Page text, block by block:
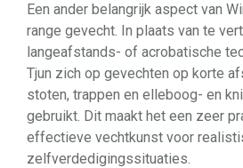
Een ander belangrijk aspect van
range gevecht. In plaats van te
langeafstands- of acrobatische
Tjun zich op gevechten op korte
stoten, trappen en elleboog- en
gebruikt. Dit maakt het een zeer
effectieve vechtkunst voor
zelfverdedigingssituaties.